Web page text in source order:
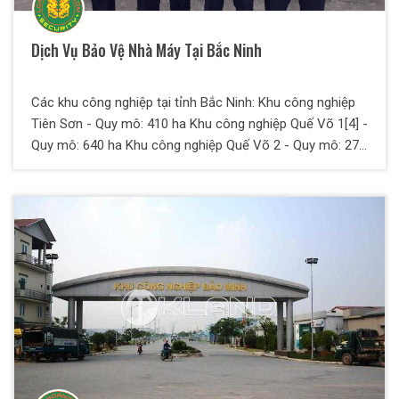
Dịch Vụ Bảo Vệ Nhà Máy Tại Bắc Ninh
Các khu công nghiệp tại tỉnh Bắc Ninh: Khu công nghiệp
Tiên Sơn - Quy mô: 410 ha Khu công nghiệp Quế Võ 1[4] -
Quy mô: 640 ha Khu công nghiệp Quế Võ 2 - Quy mô: 270
Đại Kim - Quy mô: 742 ha Khu công nghiệp Đại Đồng –
Hoàn Sơn - Quy mô: 572 ha Khu công nghiệp HANAKA -
Quy mô: 74 ha Khu công nghiệp Nam Sơn - Hạp Lĩnh -
Quy mô: 1000 ha Khu công nghiệp Thuận Thành 1 - Quy
mô: 200 ha Khu công nghiệp Thuận Thành 2 - Quy mô:
240 ha Khu công nghiệp Thuận Thành 3 - Quy mô: Tổng
diện tích quy hoạch là 1.000 ha Khu công nghiệp Gia Bình